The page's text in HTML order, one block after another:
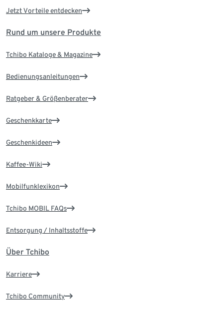
Jetzt Vorteile entdecken
Rund um unsere Produkte
Tchibo Kataloge & Magazine
Bedienungsanleitungen
Ratgeber & Größenberater
Geschenkkarte
Geschenkideen
Kaffee-Wiki
Mobilfunklexikon
Tchibo MOBIL FAQs
Entsorgung / Inhaltsstoffe
Über Tchibo
Karriere
Tchibo Community